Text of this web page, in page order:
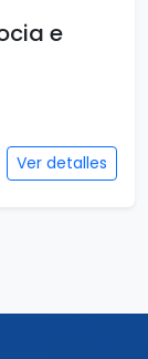
e
Ver detalles